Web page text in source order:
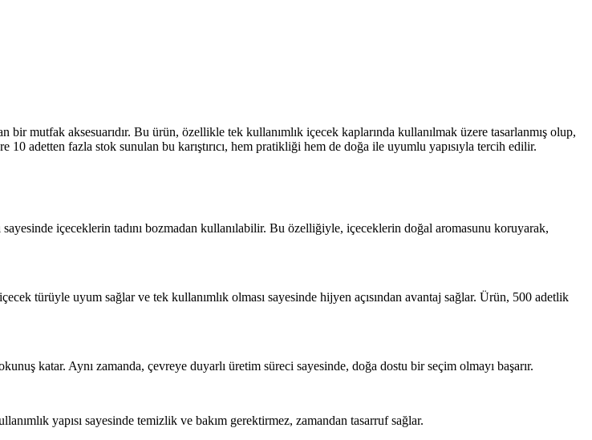
bir mutfak aksesuarıdır. Bu ürün, özellikle tek kullanımlık içecek kaplarında kullanılmak üzere tasarlanmış olup,
adetten fazla stok sunulan bu karıştırıcı, hem pratikliği hem de doğa ile uyumlu yapısıyla tercih edilir.
içeceklerin tadını bozmadan kullanılabilir. Bu özelliğiyle, içeceklerin doğal aromasunu koruyarak,
türüyle uyum sağlar ve tek kullanımlık olması sayesinde hijyen açısından avantaj sağlar. Ürün, 500 adetlik
katar. Aynı zamanda, çevreye duyarlı üretim süreci sayesinde, doğa dostu bir seçim olmayı başarır.
yapısı sayesinde temizlik ve bakım gerektirmez, zamandan tasarruf sağlar.